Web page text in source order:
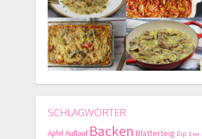
SCHLAGWÖRTER
ApfelAuflauf Backen Blätterteig Dip Eier